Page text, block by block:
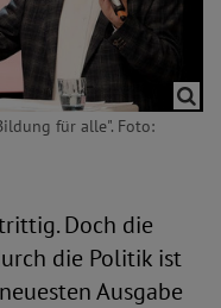
für alle". Foto:
Doch die
die Politik ist
Ausgabe